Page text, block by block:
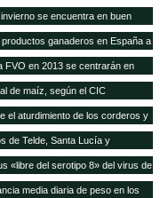
se encuentra en buen
caídas
ganaderos en España a
FVO en 2013 se centrarán en
transporte
de maíz, según el CIC
el aturdimiento de los corderos y
de Telde, Santa Lucía y
«libre del serotipo 8» del virus de
media diaria de peso en los